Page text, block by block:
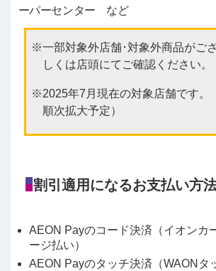
ーパーセンター など
一部対象外店舗･対象外商品がご
しくは店頭にてご確認ください。
2025年7月現在の対象店舗です。
順次拡大予定）
割引適用になるお支払い方
AEON Payのコード決済（イオンカ
ージ払い）
AEON Payのタッチ決済（WAONタ